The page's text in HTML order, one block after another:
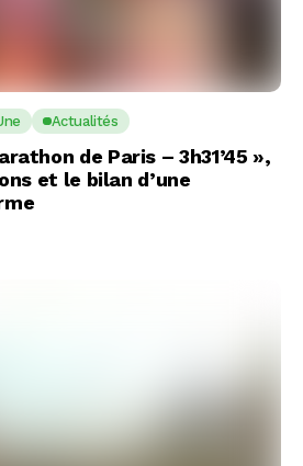
Actualités
de Paris – 3h31’45 »,
et le bilan d’une